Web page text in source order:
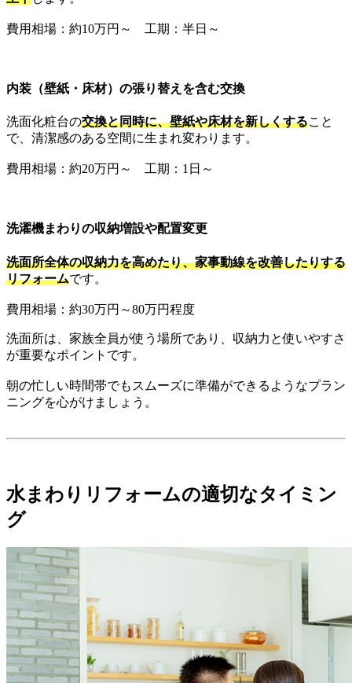
費用相場：約10万円～ 工期：半日～
内装（壁紙・床材）の張り替えを含む交換
洗面化粧台の交換と同時に、壁紙や床材を新しくすること
で、清潔感のある空間に生まれ変わります。
費用相場：約20万円～ 工期：1日～
洗濯機まわりの収納増設や配置変更
洗面所全体の収納力を高めたり、家事動線を改善したりする
リフォームです。
費用相場：約30万円～80万円程度
洗面所は、家族全員が使う場所であり、収納力と使いやすさ
が重要なポイントです。
朝の忙しい時間帯でもスムーズに準備ができるようなプラン
ニングを心がけましょう。
水まわりリフォームの適切なタイミン
グ